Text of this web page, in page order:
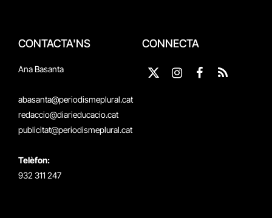
CONTACTA'NS
Ana Basanta
abasanta@periodismeplural.cat
redaccio@diarieducacio.cat
publicitat@periodismeplural.cat
Telèfon:
932 311 247
CONNECTA
X
Instagram
Facebook
RSS